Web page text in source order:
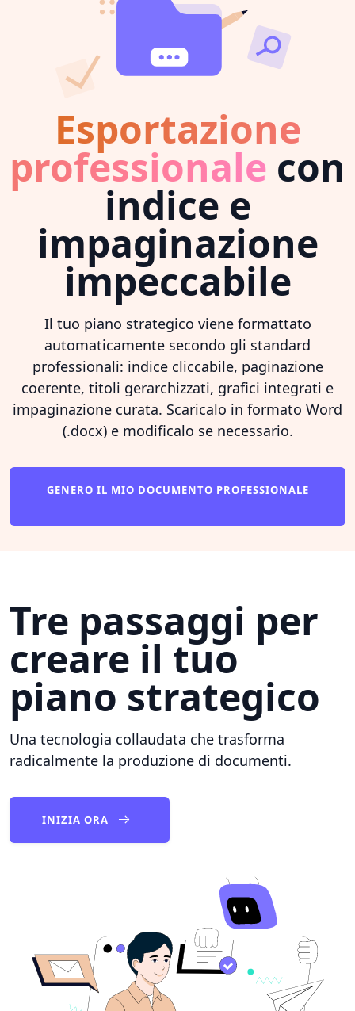
Esportazione
professionale con
indice e
impaginazione
impeccabile
Il tuo piano strategico viene formattato
automaticamente secondo gli standard
professionali: indice cliccabile, paginazione
coerente, titoli gerarchizzati, grafici integrati e
impaginazione curata. Scaricalo in formato Word
(.docx) e modificalo se necessario.
GENERO IL MIO DOCUMENTO PROFESSIONALE
Tre passaggi per
creare il tuo
piano strategico
Una tecnologia collaudata che trasforma
radicalmente la produzione di documenti.
INIZIA ORA